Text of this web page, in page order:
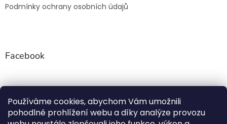
Používáme cookies, abychom Vám umožnili
pohodlné prohlížení webu a díky analýze provozu
Podmínky ochrany osobních údajů
Facebook
Rezanesamolepky.cz